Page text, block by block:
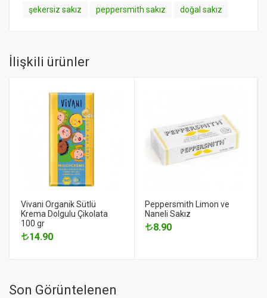
şekersiz sakız
peppersmith sakız doğal sakız
İlişkili ürünler
Vivani Organik Sütlü
Krema Dolgulu Çikolata
100 gr
14.90
Peppersmith Limon ve
Naneli Sakız
8.90
Son Görüntelenen